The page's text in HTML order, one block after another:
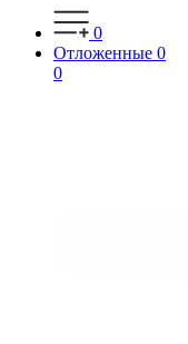
0
Отложенные 0
0